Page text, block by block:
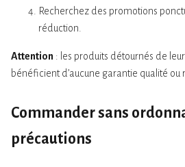
Recherchez des promotions
réduction.
Attention : les produits détournés de
bénéficient d’aucune garantie qualité ou
Commander sans
précautions